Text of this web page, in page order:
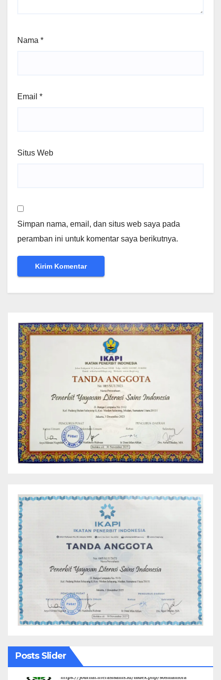
Nama *
Email *
Situs Web
Simpan nama, email, dan situs web saya pada
peramban ini untuk komentar saya berikutnya.
Posts Slider